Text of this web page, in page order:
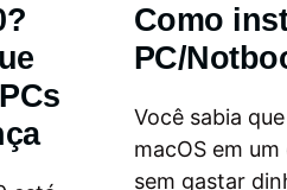
Como
PC/
Você sabia
macOS em
sem gastar